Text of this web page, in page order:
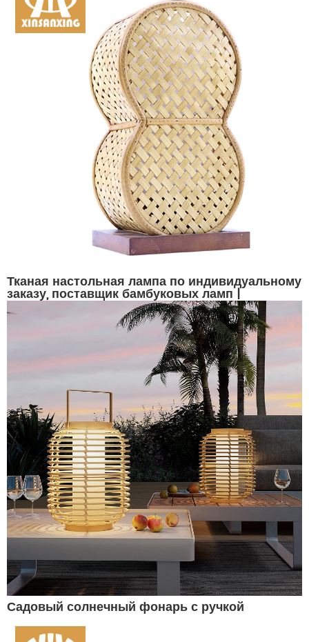
Тканая настольная лампа по индивидуальному
заказу, поставщик бамбуковых ламп |
СИНСАНЬСИН
Садовый солнечный фонарь с ручкой